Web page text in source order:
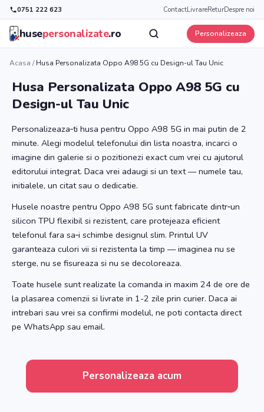
0751 222 623 ContactLivrareReturDespre noi
husepersonalizate.ro Personalizeaza
Acasa /Husa Personalizata Oppo A98 5G cu Design-ul Tau Unic
Husa Personalizata Oppo A98 5G cu
Design-ul Tau Unic
Personalizeaza‑ti husa pentru Oppo A98 5G in mai putin de 2
minute. Alegi modelul telefonului din lista noastra, incarci o
imagine din galerie si o pozitionezi exact cum vrei cu ajutorul
editorului integrat. Daca vrei adaugi si un text — numele tau,
initialele, un citat sau o dedicatie.
Husele noastre pentru Oppo A98 5G sunt fabricate dintr‑un
silicon TPU flexibil si rezistent, care protejeaza eficient
telefonul fara sa‑i schimbe designul slim. Printul UV
garanteaza culori vii si rezistenta la timp — imaginea nu se
sterge, nu se fisureaza si nu se decoloreaza.
Toate husele sunt realizate la comanda in maxim 24 de ore de
la plasarea comenzii si livrate in 1-2 zile prin curier. Daca ai
intrebari sau vrei sa confirmi modelul, ne poti contacta direct
pe WhatsApp sau email.
Personalizeaza acum